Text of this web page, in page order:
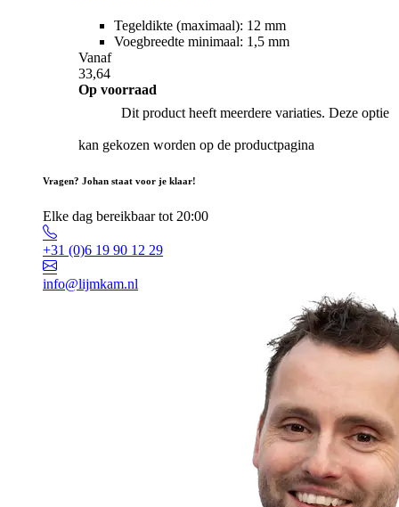
Tegeldikte (maximaal): 12 mm
Voegbreedte minimaal: 1,5 mm
Vanaf
33,64
Op voorraad
Dit product heeft meerdere variaties. Deze optie
kan gekozen worden op de productpagina
Vragen? Johan staat voor je klaar!
Elke dag bereikbaar tot 20:00
+31 (0)6 19 90 12 29
info@lijmkam.nl